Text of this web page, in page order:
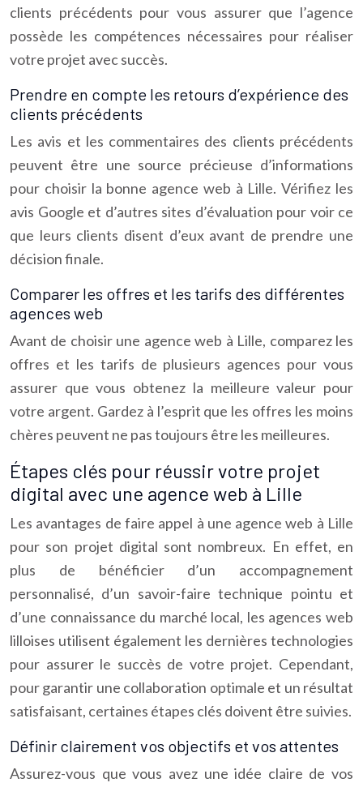
clients précédents pour vous assurer que l’agence
possède les compétences nécessaires pour réaliser
votre projet avec succès.
Prendre en compte les retours d’expérience des
clients précédents
Les avis et les commentaires des clients précédents
peuvent être une source précieuse d’informations
pour choisir la bonne agence web à Lille. Vérifiez les
avis Google et d’autres sites d’évaluation pour voir ce
que leurs clients disent d’eux avant de prendre une
décision finale.
Comparer les offres et les tarifs des différentes
agences web
Avant de choisir une agence web à Lille, comparez les
offres et les tarifs de plusieurs agences pour vous
assurer que vous obtenez la meilleure valeur pour
votre argent. Gardez à l’esprit que les offres les moins
chères peuvent ne pas toujours être les meilleures.
Étapes clés pour réussir votre projet
digital avec une agence web à Lille
Les avantages de faire appel à une agence web à Lille
pour son projet digital sont nombreux. En effet, en
plus de bénéficier d’un accompagnement
personnalisé, d’un savoir-faire technique pointu et
d’une connaissance du marché local, les agences web
lilloises utilisent également les dernières technologies
pour assurer le succès de votre projet. Cependant,
pour garantir une collaboration optimale et un résultat
satisfaisant, certaines étapes clés doivent être suivies.
Définir clairement vos objectifs et vos attentes
Assurez-vous que vous avez une idée claire de vos